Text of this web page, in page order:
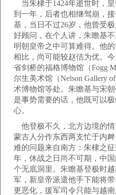
当朱棣于1424年逝世时，
到一年，后者也相继驾崩，
基，当日不过26岁，他曾受
好顾问，在个人讲，朱瞻基
明朝皇帝之中可算难得。他
相比，尚可能较赵佶为优。
省剑桥的福格博物馆（Fogg
尔生美术馆（Nelson Gallery
术博物馆等处。朱瞻基与宋
是事势需要的话，他既可以
心。
他登极不久，北方边境的
蒙古人分作东西两支忙于内
难的问题来自南方：朱棣之
年，休战之日尚不可期，中
个无底洞里。朱瞻基登极时
军，新皇帝派遣他手下能将
更恶化，援军司令只能与越